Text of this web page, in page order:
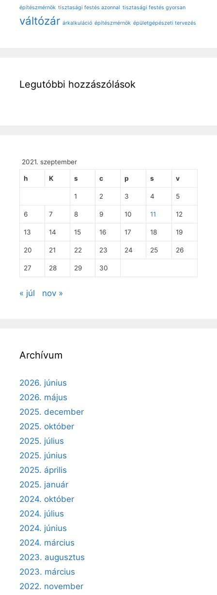
építészmérnök tisztasági festés azonnal tisztasági festés gyorsan
váltózár árkalkuláció építészmérnök épületgépészeti tervezés
Legutóbbi hozzászólások
2021. szeptember
h K s c p s v
1 2 3 4 5
6 7 8 9 10 11 12
13 14 15 16 17 18 19
20 21 22 23 24 25 26
27 28 29 30
« júl nov »
Archívum
2026. június
2026. május
2025. december
2025. október
2025. július
2025. június
2025. április
2025. január
2024. október
2024. július
2024. június
2024. március
2023. augusztus
2023. március
2022. november